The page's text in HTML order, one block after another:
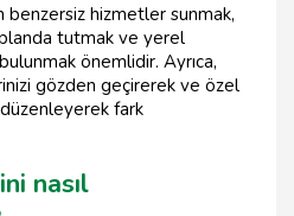
hizmetler sunmak,
tutmak ve yerel
önemlidir. Ayrıca,
gözden geçirerek ve özel
fark
nasıl